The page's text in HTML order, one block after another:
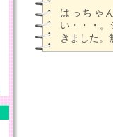
はっちゃ
い・・・。
きました。